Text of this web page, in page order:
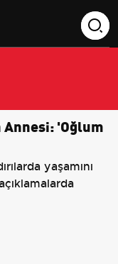
'Oğlum
yaşamını